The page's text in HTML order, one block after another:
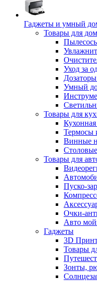
Гаджеты и умный
Товары для
Уход за
Умный
Товары для
Термосы
Винные
Товары для
Пуско-
Очки-
Авто
Гаджеты
3D
Товары
Зонты,